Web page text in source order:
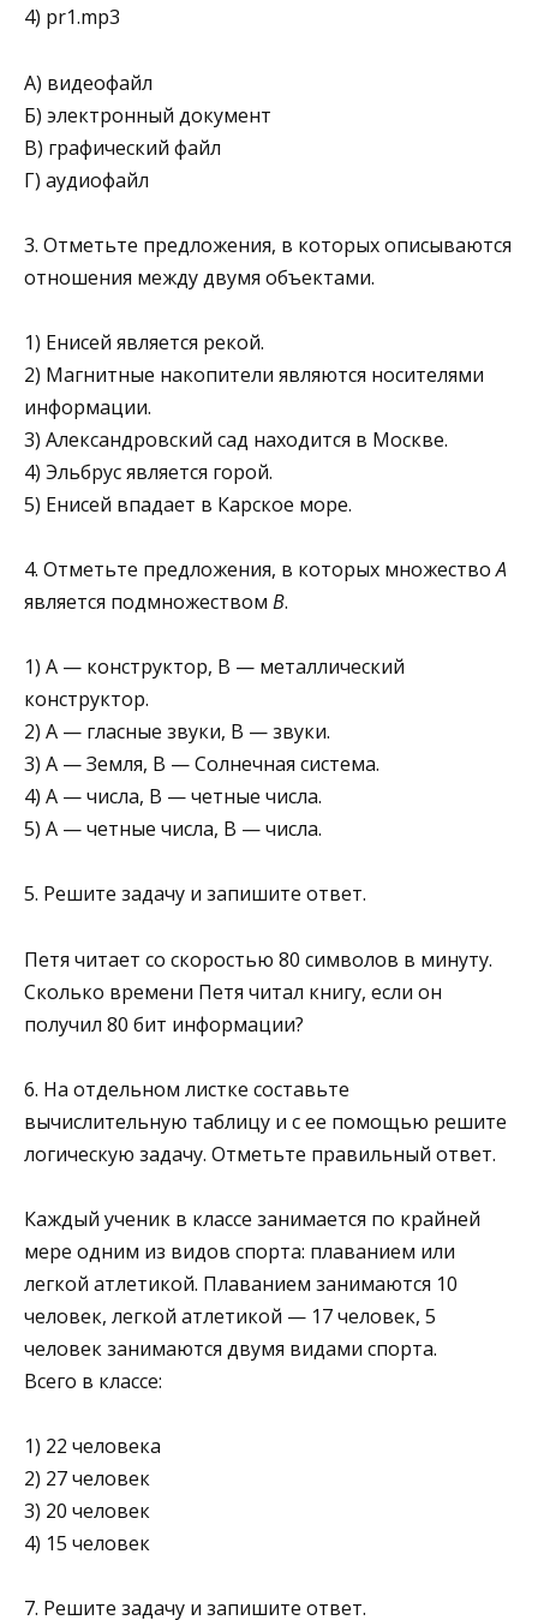
4) pr1.mp3
А) видеофайл
Б) электронный документ
В) графический файл
Г) аудиофайл
3. Отметьте предложения, в которых описываются
отно­шения между двумя объектами.
1) Енисей является рекой.
2) Магнитные накопители являются носителями
информации.
3) Александровский сад находится в Москве.
4) Эльбрус является горой.
5) Енисей впадает в Карское море.
4. Отметьте предложения, в которых множествоА
явля­ется подмножеством В.
1) А — конструктор, В — металлический
конструктор.
2) А — гласные звуки, В — звуки.
3) А — Земля, В — Солнечная система.
4) А — числа, В — четные числа.
5) А — четные числа, В — числа.
5. Решите задачу и запишите ответ.
Петя читает со скоростью 80 символов в минуту.
Сколько времени Петя читал книгу, если он
получил 80 бит информации?
6. На отдельном листке составьте
вычислительную табли­цу и с ее помощью решите
логическую задачу. Отметьте правильный ответ.
Каждый ученик в классе занимается по крайней
мере одним из видов спорта: плаванием или
легкой атлетикой. Плаванием занимаются 10
человек, легкой атлетикой — 17 человек, 5
человек занимаются двумя видами спорта.
Всего в классе:
1) 22 человека
2) 27 человек
3) 20 человек
4) 15 человек
7. Решите задачу и запишите ответ.